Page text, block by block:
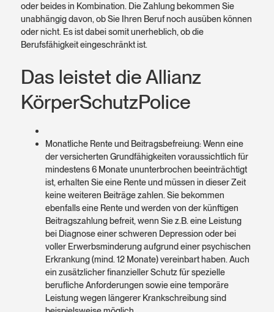
oder beides in Kombination. Die Zahlung bekommen Sie
unabhängig davon, ob Sie Ihren Beruf noch ausüben können
oder nicht. Es ist dabei somit unerheblich, ob die
Berufsfähigkeit eingeschränkt ist.
Das leistet die Allianz
Körper­Schutz­Police
Monatliche Rente und Beitragsbefreiung: Wenn eine
der versicherten Grundfähigkeiten voraussichtlich für
mindestens 6 Monate ununterbrochen beeinträchtigt
ist, erhalten Sie eine Rente und müssen in dieser Zeit
keine weiteren Beiträge zahlen. Sie bekommen
ebenfalls eine Rente und werden von der künftigen
Beitragszahlung befreit, wenn Sie z.B. eine Leistung
bei Diagnose einer schweren Depression oder bei
voller Erwerbsminderung aufgrund einer psychischen
Erkrankung (mind. 12 Monate) vereinbart haben. Auch
ein zusätzlicher finanzieller Schutz für spezielle
berufliche Anforderungen sowie eine temporäre
Leistung wegen längerer Krankschreibung sind